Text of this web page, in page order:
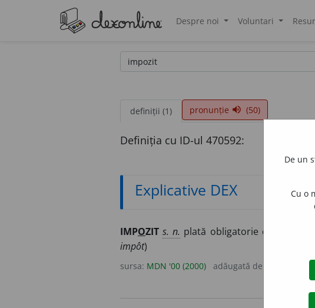
Despre noi Voluntari
definiții (1) pronunție volume_up (50)
Definiția cu ID-ul 470592:
Explicative DEX
IMPOZIT s. n. plată obligatorie către stat,
impôt)
sursa: MDN '00 (2000) adăugată de
De un
Cu o